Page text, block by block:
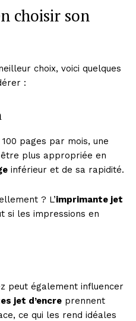
choisir son
choix, voici quelques
:
pages par mois, une
plus appropriée en
inférieur et de sa rapidité.
? L’imprimante jet
si les impressions en
peut également influencer
jet d’encre prennent
ce qui les rend idéales